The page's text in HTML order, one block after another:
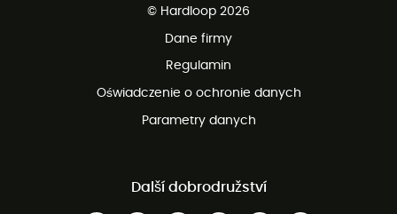
© Hardloop 2026
Dane firmy
Regulamin
Oświadczenie o ochronie danych
Parametry danych
Další dobrodružství